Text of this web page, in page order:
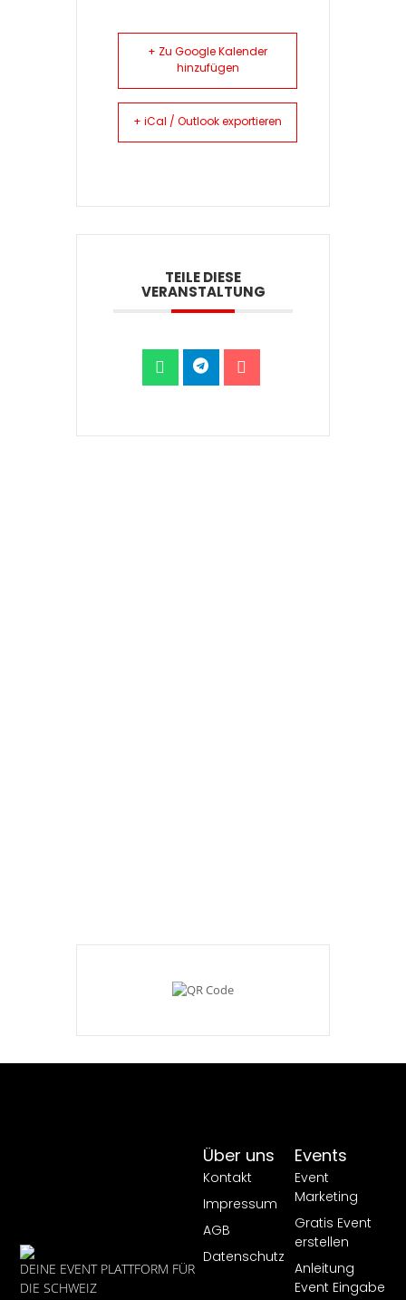
+ Zu Google Kalender
hinzufügen
+ iCal / Outlook exportieren
TEILE DIESE
VERANSTALTUNG
DEINE EVENT PLATTFORM FÜR
DIE SCHWEIZ
Events
Event
Marketing
Gratis Event
erstellen
Anleitung
Event Eingabe
Über uns
Kontakt
Impressum
AGB
Datenschutz